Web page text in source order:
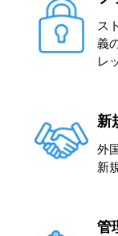
ス
義
レ
新
外
新
管